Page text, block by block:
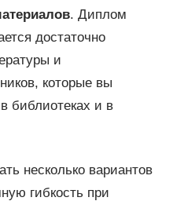
. Диплом
достаточно
и
которые вы
библиотеках и в
несколько вариантов
гибкость при